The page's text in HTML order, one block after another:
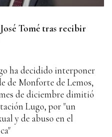
Tomé tras recibir
ha decidido interponer
de Monforte de Lemos,
de diciembre dimitió
Lugo, por "un
y de abuso en el